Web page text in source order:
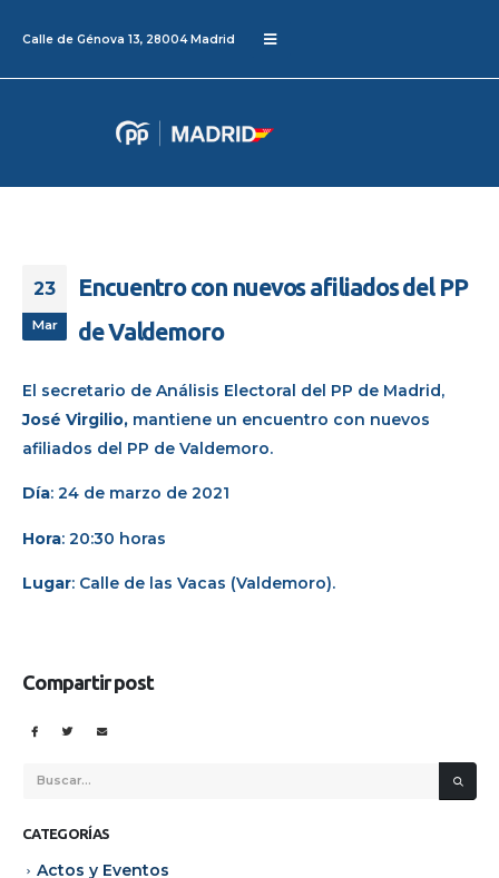
Calle de Génova 13, 28004 Madrid
23
Mar
Encuentro con nuevos afiliados del PP
de Valdemoro
El secretario de Análisis Electoral del PP de Madrid,
José Virgilio, mantiene un encuentro con nuevos
afiliados del PP de Valdemoro.
Día: 24 de marzo de 2021
Hora: 20:30 horas
Lugar: Calle de las Vacas (Valdemoro).
Compartir post
CATEGORÍAS
Actos y Eventos